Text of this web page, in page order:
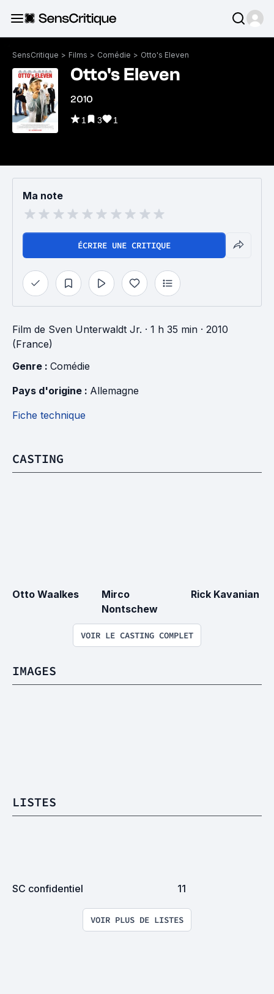
SensCritique > Films > Comédie > Otto's Eleven
Otto's Eleven
2010
1 3 1
Ma note
ÉCRIRE UNE CRITIQUE
Film de Sven Unterwaldt Jr. · 1 h 35 min · 2010
(France)
Genre : Comédie
Pays d'origine : Allemagne
Fiche technique
CASTING
Otto Waalkes
Mirco
Nontschew
Rick Kavanian
VOIR LE CASTING COMPLET
IMAGES
LISTES
SC confidentiel 11
VOIR PLUS DE LISTES